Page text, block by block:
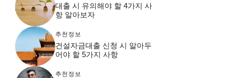
대출 시 유의해야 할 4가지 사
항 알아보자
추천정보
건설자금대출 신청 시 알아두
어야 할 5가지 사항
추천정보